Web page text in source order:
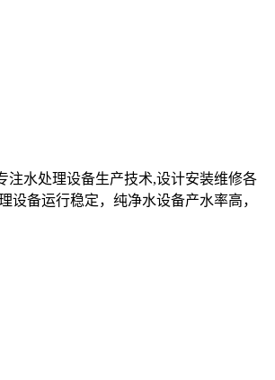
注水处理设备生产技术,设计安装维修各
备运行稳定，纯净水设备产水率高，